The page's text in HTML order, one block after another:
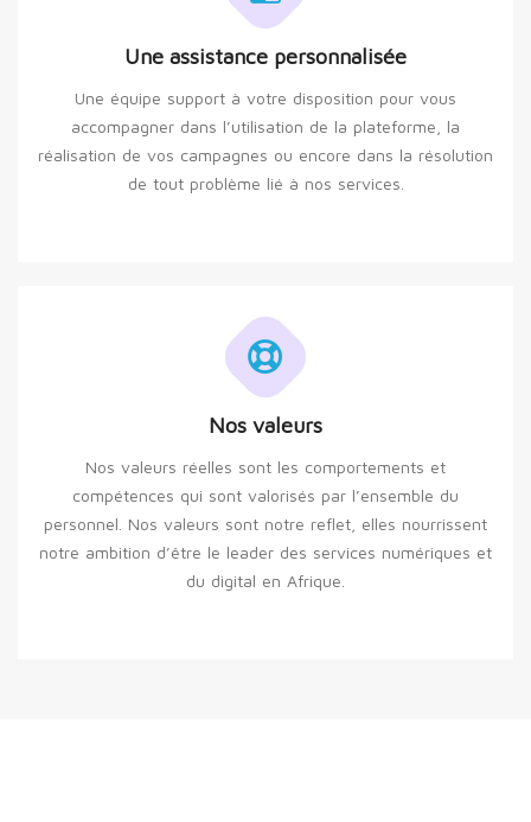
Une assistance personnalisée
Une équipe support à votre disposition pour vous
accompagner dans l’utilisation de la plateforme, la
réalisation de vos campagnes ou encore dans la résolution
de tout problème lié à nos services.
Nos valeurs
Nos valeurs réelles sont les comportements et
compétences qui sont valorisés par l’ensemble du
personnel. Nos valeurs sont notre reflet, elles nourrissent
notre ambition d’être le leader des services numériques et
du digital en Afrique.